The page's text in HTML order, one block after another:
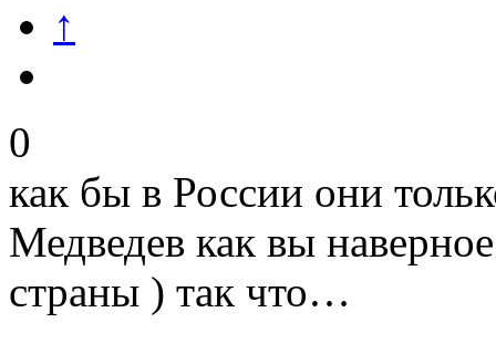
↑
0
как бы в России они
Медведев как вы
страны ) так что…